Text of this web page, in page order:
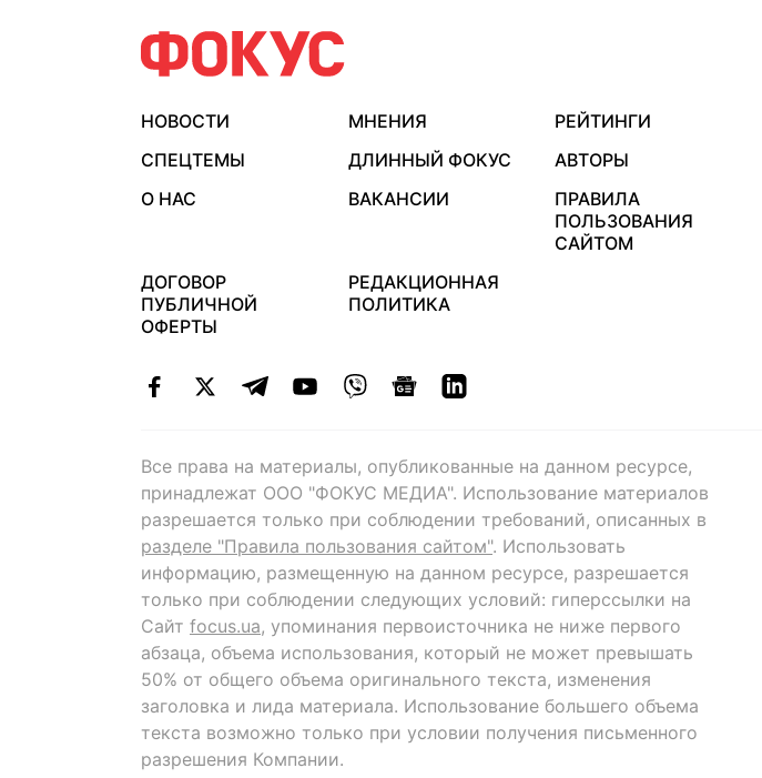
НОВОСТИ МНЕНИЯ
РЕЙТИНГИ
СПЕЦТЕМЫ
ДЛИННЫЙ ФОКУС
АВТОРЫ
О НАС
ВАКАНСИИ
ПРАВИЛА
ПОЛЬЗОВАНИЯ
САЙТОМ
ДОГОВОР
ПУБЛИЧНОЙ
ОФЕРТЫ
РЕДАКЦИОННАЯ
ПОЛИТИКА
Все права на материалы, опубликованные на данном ресурсе,
принадлежат ООО "ФОКУС МЕДИА". Использование материалов
разрешается только при соблюдении требований, описанных в
разделе "Правила пользования сайтом". Использовать
информацию, размещенную на данном ресурсе, разрешается
только при соблюдении следующих условий: гиперссылки на
Сайт focus.ua, упоминания первоисточника не ниже первого
абзаца, объема использования, который не может превышать
50% от общего объема оригинального текста, изменения
заголовка и лида материала. Использование большего объема
текста возможно только при условии получения письменного
разрешения Компании.